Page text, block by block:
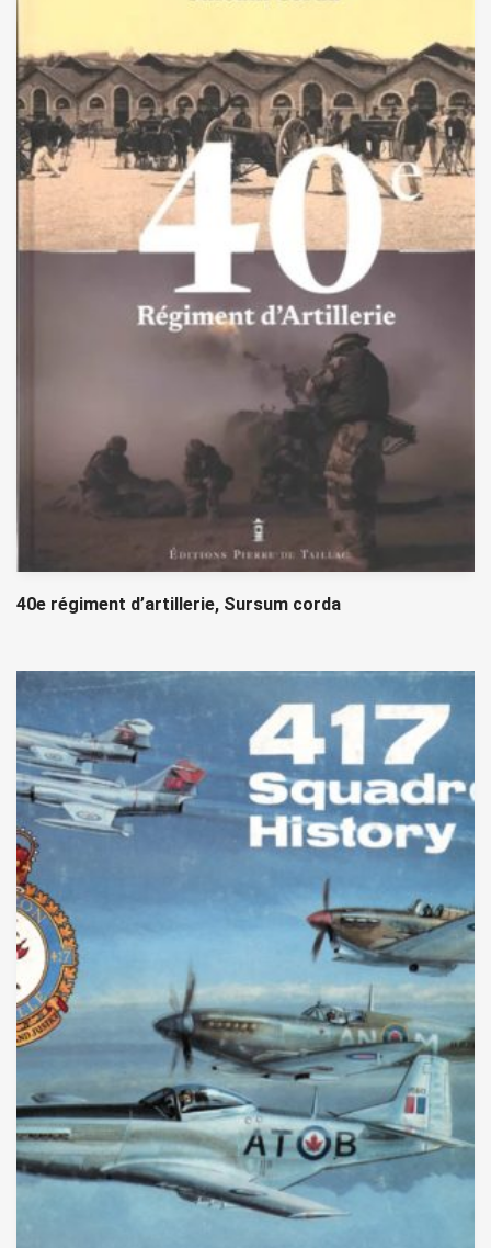
40e régiment d’artillerie, Sursum corda